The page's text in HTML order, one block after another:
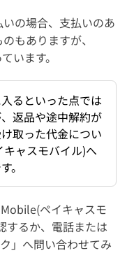
の場合、支払いのあ
もありますが、
います。
るといった点では
返品や途中解約が
取った代金につい
ャスモバイル)へ
。
ペイキャスモ
するか、電話または
」へ問い合わせてみ